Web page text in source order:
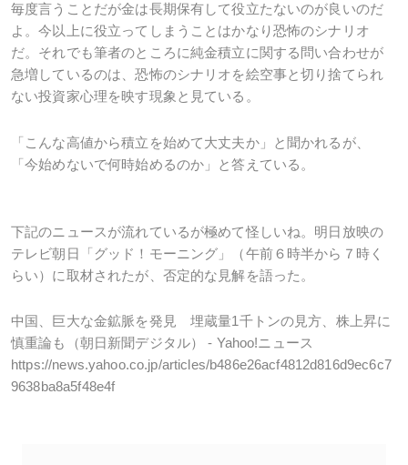
毎度言うことだが金は長期保有して役立たないのが良いのだ
よ。今以上に役立ってしまうことはかなり恐怖のシナリオ
だ。それでも筆者のところに純金積立に関する問い合わせが
急増しているのは、恐怖のシナリオを絵空事と切り捨てられ
ない投資家心理を映す現象と見ている。
「こんな高値から積立を始めて大丈夫か」と聞かれるが、
「今始めないで何時始めるのか」と答えている。
下記のニュースが流れているが極めて怪しいね。明日放映の
テレビ朝日「グッド！モーニング」（午前６時半から７時く
らい）に取材されたが、否定的な見解を語った。
中国、巨大な金鉱脈を発見 埋蔵量1千トンの見方、株上昇に
慎重論も（朝日新聞デジタル） - Yahoo!ニュース
https://news.yahoo.co.jp/articles/b486e26acf4812d816d9ec6c7
9638ba8a5f48e4f